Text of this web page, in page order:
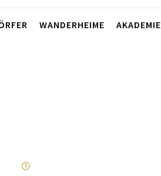
WANDERHEIME AKADEMIE